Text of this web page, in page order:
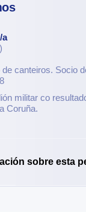
a
canteiros. Socio
militar co
Coruña.
sobre esta